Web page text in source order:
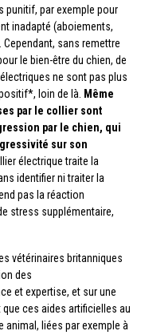
punitif, par exemple pour
inadapté (aboiements,
sans remettre
le bien-être du chien, de
ne sont pas plus
loin de là.
Même
par le collier sont
par le chien, qui
sur son
électrique traite la
identifier ni traiter la
pas la réaction
stress supplémentaire,
vétérinaires britanniques
des
et expertise, et sur une
ces aides artificielles au
liées par exemple à